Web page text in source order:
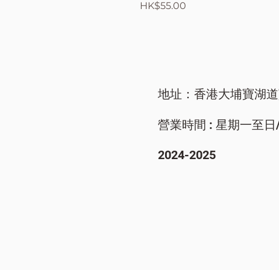
價格
HK$55.00
地址：香港大埔寶湖
營業時間 : 星期一至
​2024-2025